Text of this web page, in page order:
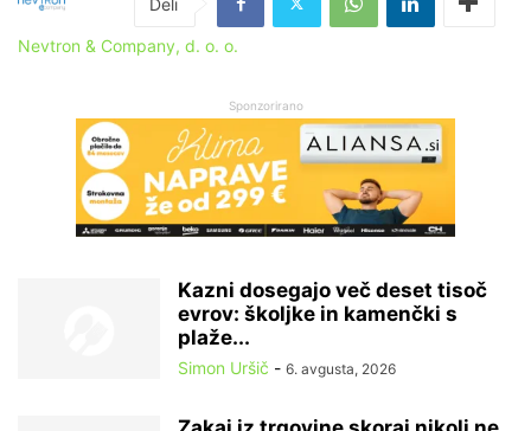
Nevtron & Company, d. o. o.
Sponzorirano
Kazni dosegajo več deset tisoč
evrov: školjke in kamenčki s
plaže...
Simon Uršič - 6. avgusta, 2026